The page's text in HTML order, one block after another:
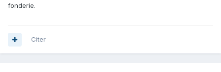
fonderie.
Citer